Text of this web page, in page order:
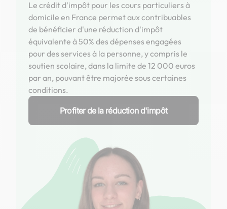
Le crédit d'impôt pour les cours particuliers à
domicile en France permet aux contribuables
de bénéficier d'une réduction d'impôt
équivalente à 50% des dépenses engagées
pour des services à la personne, y compris le
soutien scolaire, dans la limite de 12 000 euros
par an, pouvant être majorée sous certaines
conditions.
Profiter de la réduction d'impôt